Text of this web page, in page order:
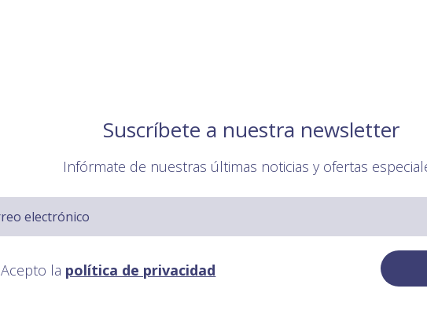
Suscríbete a nuestra newsletter
Infórmate de nuestras últimas noticias y ofertas
Acepto la política de privacidad